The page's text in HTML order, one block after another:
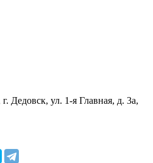
Дедовск, ул. 1-я Главная, д. 3а,